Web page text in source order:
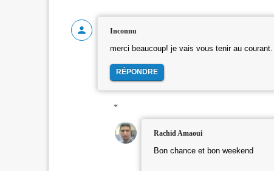
Inconnu
merci beaucoup! je vais vous tenir au
RÉPONDRE
Rachid Amaoui
Bon chance et bon weekend